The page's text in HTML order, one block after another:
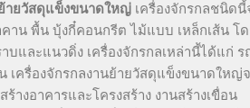
ายวัสดุแข็งขนาดใหญ่ เครื่องจักรกลชนิด
าน พื้น บุ้งกี๋คอนกรีต ไม้แบบ เหล็กเส้น โ
บและแนวดิ่ง เครื่องจักรกลเหล่านี้ได้แก่ ร
น เครื่องจักรกลงานย้ายวัสดุแข็งขนาดให
ร้างอาคารและโครงสร้าง งานสร้างเขื่อน